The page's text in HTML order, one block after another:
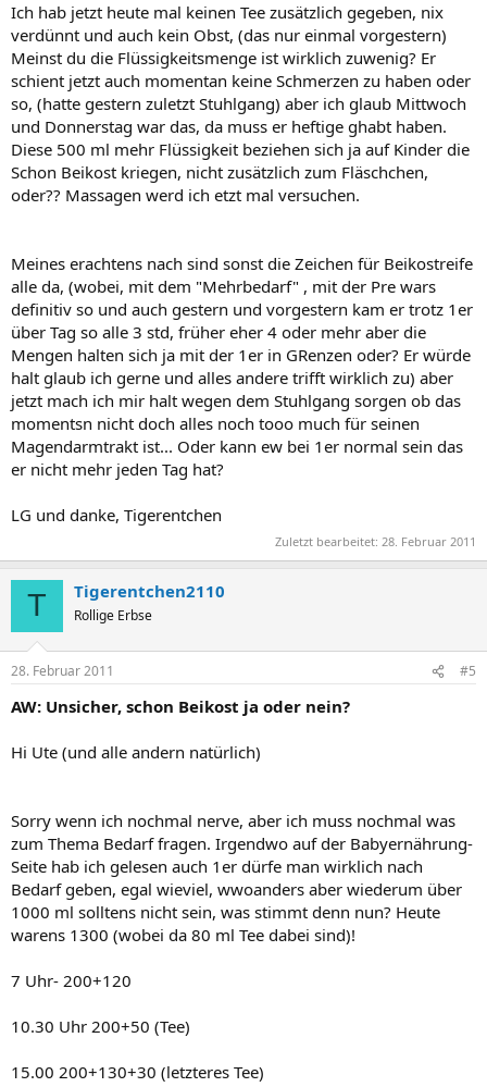
Ich hab jetzt heute mal keinen Tee zusätzlich gegeben, nix
verdünnt und auch kein Obst, (das nur einmal vorgestern)
Meinst du die Flüssigkeitsmenge ist wirklich zuwenig? Er
schient jetzt auch momentan keine Schmerzen zu haben oder
so, (hatte gestern zuletzt Stuhlgang) aber ich glaub Mittwoch
und Donnerstag war das, da muss er heftige ghabt haben.
Diese 500 ml mehr Flüssigkeit beziehen sich ja auf Kinder die
Schon Beikost kriegen, nicht zusätzlich zum Fläschchen,
oder?? Massagen werd ich etzt mal versuchen.
Meines erachtens nach sind sonst die Zeichen für Beikostreife
alle da, (wobei, mit dem "Mehrbedarf" , mit der Pre wars
definitiv so und auch gestern und vorgestern kam er trotz 1er
über Tag so alle 3 std, früher eher 4 oder mehr aber die
Mengen halten sich ja mit der 1er in GRenzen oder? Er würde
halt glaub ich gerne und alles andere trifft wirklich zu) aber
jetzt mach ich mir halt wegen dem Stuhlgang sorgen ob das
momentsn nicht doch alles noch tooo much für seinen
Magendarmtrakt ist... Oder kann ew bei 1er normal sein das
er nicht mehr jeden Tag hat?
LG und danke, Tigerentchen
Zuletzt bearbeitet: 28. Februar 2011
T Tigerentchen2110
Rollige Erbse
28. Februar 2011 #5
AW: Unsicher, schon Beikost ja oder nein?
Hi Ute (und alle andern natürlich)
Sorry wenn ich nochmal nerve, aber ich muss nochmal was
zum Thema Bedarf fragen. Irgendwo auf der Babyernährung-
Seite hab ich gelesen auch 1er dürfe man wirklich nach
Bedarf geben, egal wieviel, wwoanders aber wiederum über
1000 ml solltens nicht sein, was stimmt denn nun? Heute
warens 1300 (wobei da 80 ml Tee dabei sind)!
7 Uhr- 200+120
10.30 Uhr 200+50 (Tee)
15.00 200+130+30 (letzteres Tee)